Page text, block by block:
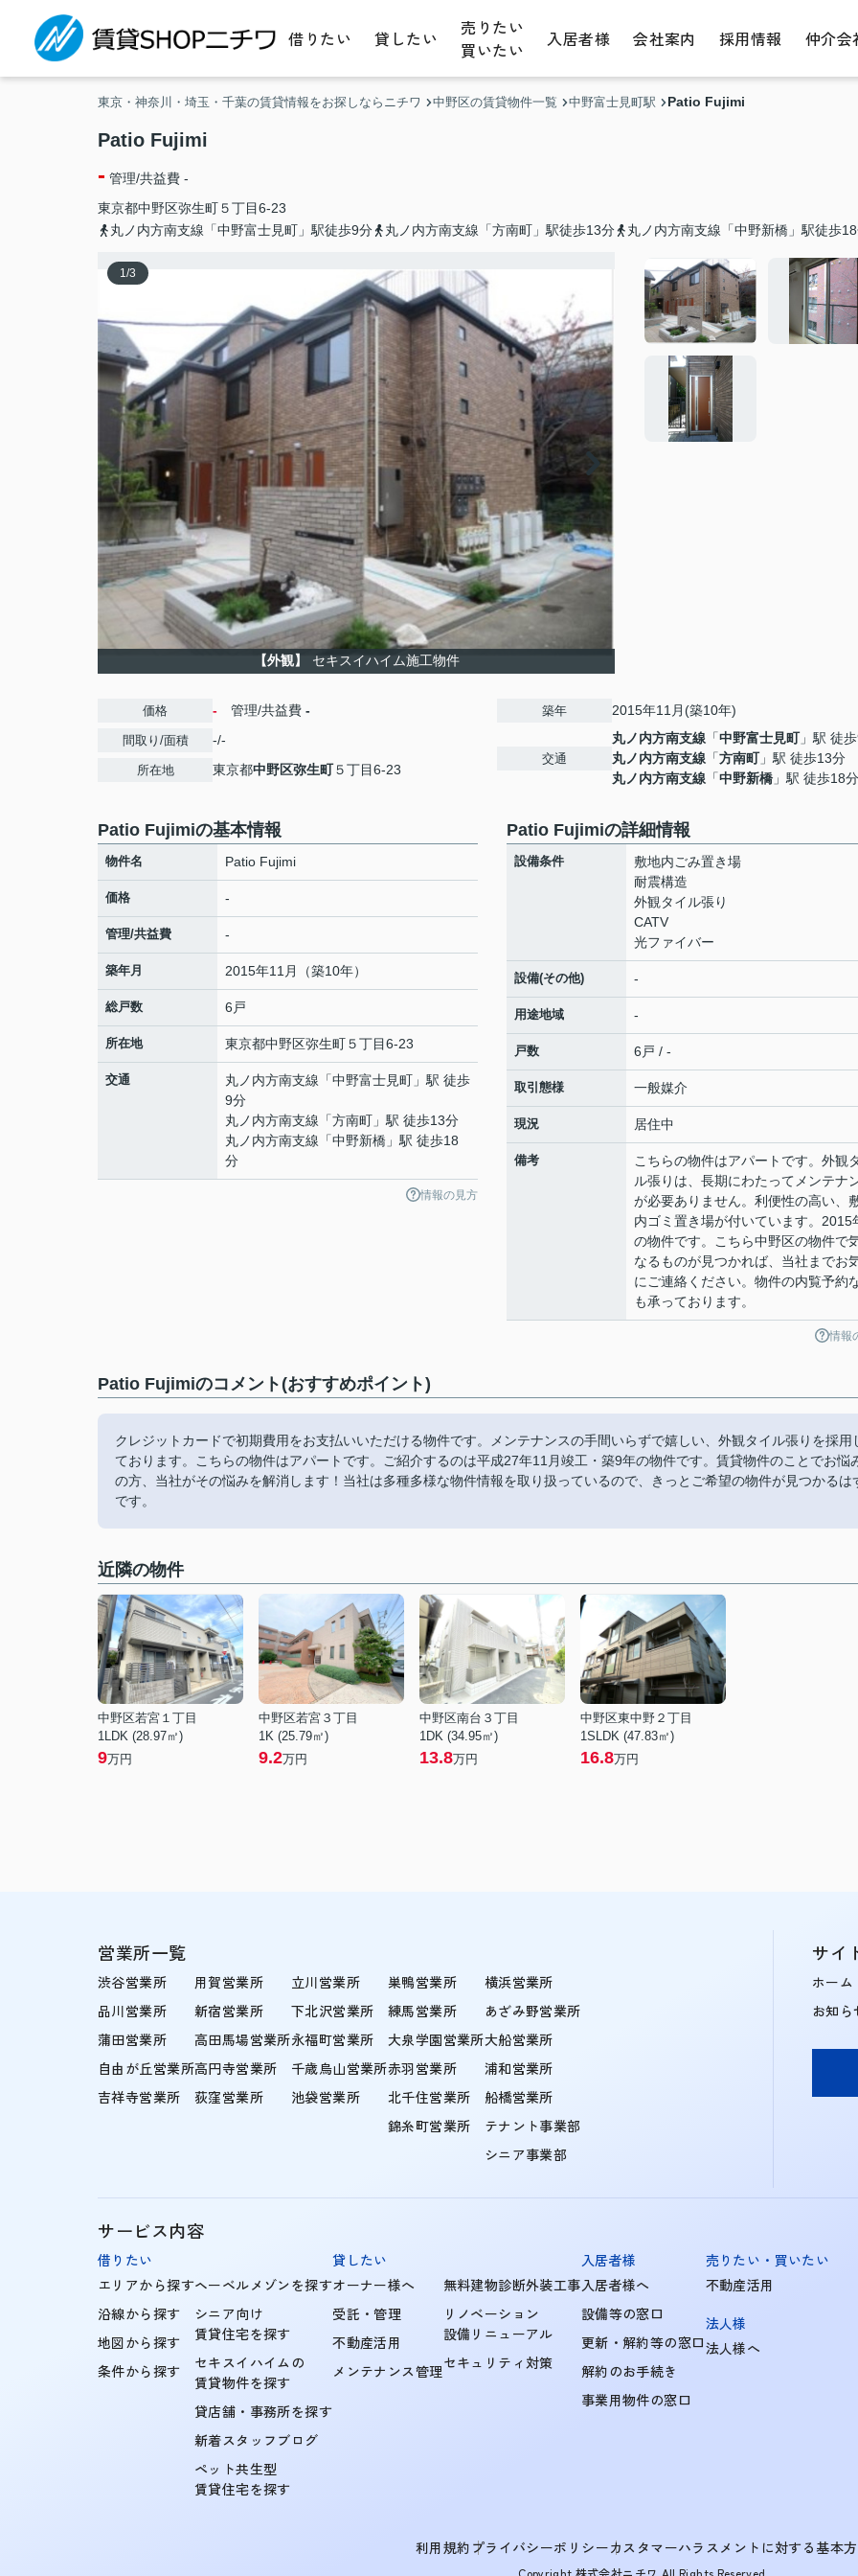
借りたい 貸したい
売りたい
買いたい
入居者様 会社案内 採用情報 仲介会
東京・神奈川・埼玉・千葉の賃貸情報をお探しならニチワ 中野区の賃貸物件一覧 中野富士見町駅 Patio Fujimi
Patio Fujimi
- 管理/共益費 -
東京都中野区弥生町５丁目6-23
丸ノ内方南支線「中野富士見町」駅徒歩9分
丸ノ内方南支線「方南町」駅徒歩13分 丸ノ内方南支線「中野新橋」駅徒歩
1/3
【外観】 セキスイハイム施工物件
価格 - 管理/共益費 -
間取り/面積 -/-
所在地 東京都中野区弥生町５丁目6-23
築年 2015年11月(築10年)
交通
丸ノ内方南支線 「中野富士見町」駅 徒
丸ノ内方南支線 「方南町」駅 徒歩13分
丸ノ内方南支線 「中野新橋 」駅 徒歩18分
Patio Fujimiの基本情報
物件名 Patio Fujimi
価格 -
管理/共益費 -
築年月 2015年11月（築10年）
総戸数 6戸
所在地 東京都中野区弥生町５丁目6-23
交通 丸ノ内方南支線 「中野富士見町 」駅 徒歩
9分
丸ノ内方南支線 「方南町 」駅 徒歩13分
丸ノ内方南支線 「中野新橋 」駅 徒歩18
分
情報の見方
Patio Fujimiの詳細情報
設備条件
敷地内ごみ置き場
耐震構造
外観タイル張り
CATV
光ファイバー
設備(その他) -
用途地域 -
戸数 6戸 / -
取引態様 一般媒介
現況 居住中
備考
こちらの物件はアパートです。外観
ル張りは、長期にわたってメンテナ
が必要ありません。利便性の高い、
内ゴミ置き場が付いています。2015
の物件です。こちら中野区の物件で
なるものが見つかれば、当社までお
にご連絡ください。物件の内覧予約
も承っております。
情報
Patio Fujimiのコメント(おすすめポイント)
クレジットカードで初期費用をお支払いいただける物件です。メンテナンスの手間いらずで嬉しい、外観タイル張りを採用
ております。こちらの物件はアパートです。ご紹介するのは平成27年11月竣工・築9年の物件です。賃貸物件のことでお悩
の方、当社がその悩みを解消します！当社は多種多様な物件情報を取り扱っているので、きっとご希望の物件が見つかるは
です。
近隣の物件
中野区若宮１丁目
1LDK (28.97㎡)
9万円
中野区若宮３丁目
1K (25.79㎡)
9.2万円
中野区南台３丁目
1DK (34.95㎡)
13.8万円
中野区東中野２丁目
1SLDK (47.83㎡)
16.8万円
営業所一覧
渋谷営業所
品川営業所
蒲田営業所
自由が丘営業所
吉祥寺営業所
用賀営業所
新宿営業所
高田馬場営業所
高円寺営業所
荻窪営業所
立川営業所
下北沢営業所
永福町営業所
千歳烏山営業所
池袋営業所
巣鴨営業所
練馬営業所
大泉学園営業所
赤羽営業所
北千住営業所
錦糸町営業所
横浜営業所
あざみ野営業所
大船営業所
浦和営業所
船橋営業所
テナント事業部
シニア事業部
サイ
ホーム
お知ら
サービス内容
借りたい
エリアから探す
沿線から探す
地図から探す
条件から探す
ヘーベルメゾンを探す
シニア向け
賃貸住宅を探す
セキスイハイムの
賃貸物件を探す
貸店舗・事務所を探す
新着スタッフブログ
ペット共生型
賃貸住宅を探す
貸したい
オーナー様へ
受託・管理
不動産活用
メンテナンス管理
無料建物診断外装工事
リノベーション
設備リニューアル
セキュリティ対策
入居者様
入居者様へ
設備等の窓口
更新・解約等の窓口
解約のお手続き
事業用物件の窓口
売りたい・買いたい
不動産活用
法人様
法人様へ
利用規約 プライバシーポリシーカスタマーハラスメントに対する基本
Copyright 株式会社ニチワ All Rights Reserved.